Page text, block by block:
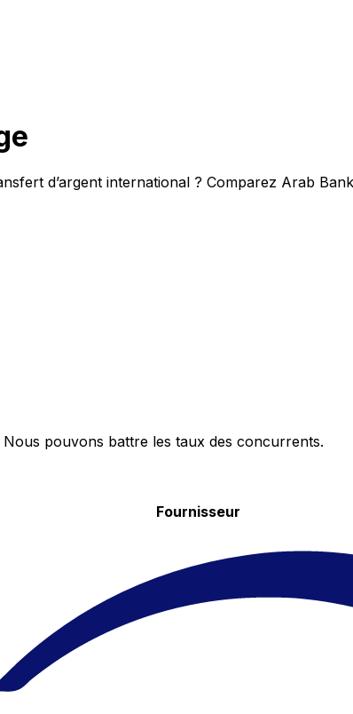
d’argent international ? Comparez Arab
Nous pouvons battre les taux des concurrents.
Fournisseur